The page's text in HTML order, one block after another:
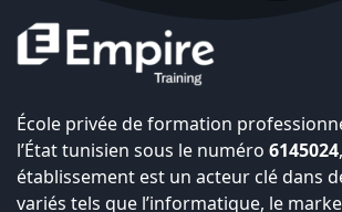
École privée de formation
l’État tunisien sous le numéro 6145024
établissement est un acteur clé dans
variés tels que l’informatique, le